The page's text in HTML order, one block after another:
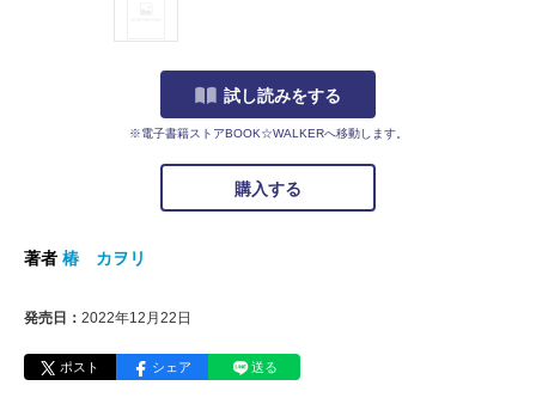
試し読みをする
※電子書籍ストアBOOK☆WALKERへ移動します。
購入する
著者 椿 カヲリ
発売日： 2022年12月22日
ポスト シェア 送る